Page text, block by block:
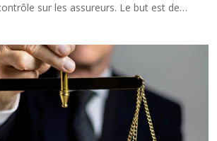
sur les assureurs. Le but est de…